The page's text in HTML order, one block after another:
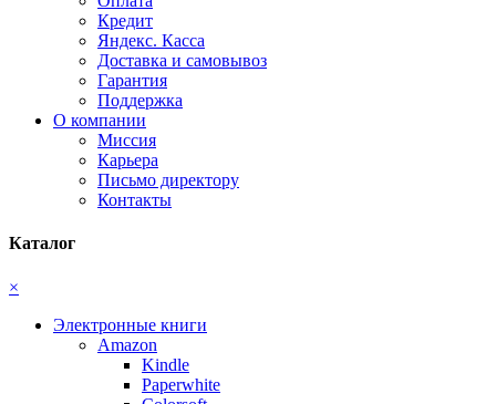
Кредит
Яндекс. Касса
Доставка и самовывоз
Гарантия
Поддержка
О компании
Миссия
Карьера
Письмо директору
Контакты
Каталог
×
Электронные книги
Amazon
Kindle
Paperwhite